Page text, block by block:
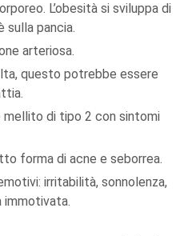
L’obesità si sviluppa di
sulla pancia.
arteriosa.
questo potrebbe essere
mellito di tipo 2 con sintomi
forma di acne e seborrea.
irritabilità, sonnolenza,
immotivata.